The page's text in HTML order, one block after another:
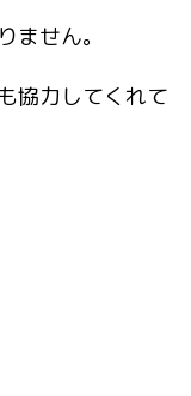
ません。
協力してくれて